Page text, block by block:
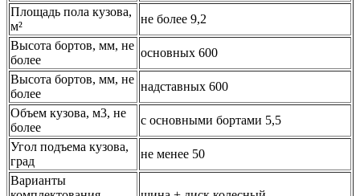
Площадь пола кузова,
м²
не более 9,2
Высота бортов, мм, не
более
основных 600
Высота бортов, мм, не
более
надставных 600
Объем кузова, м3, не
более
с основными бортами 5,5
Угол подъема кузова,
град
не менее 50
Варианты